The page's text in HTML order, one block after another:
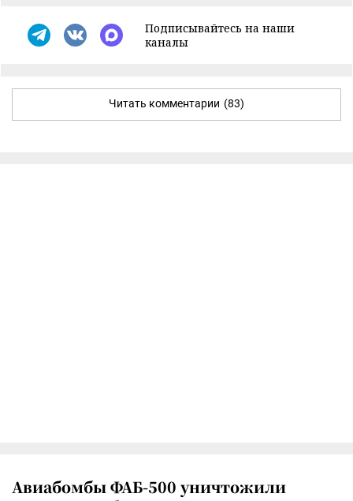
Подписывайтесь на наши
каналы
Читать комментарии (83)
Авиабомбы ФАБ-500 уничтожили